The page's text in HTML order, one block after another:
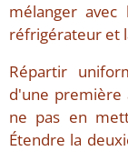
mélanger
réfrigérateur et
Répartir
d'une première
ne pas en
Étendre la